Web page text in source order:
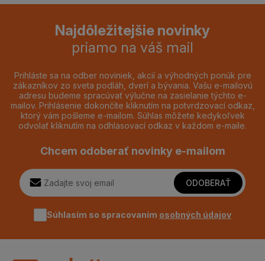
Najdôležitejšie novinky
priamo na váš mail
Prihláste sa na odber noviniek, akcií a výhodných ponúk pre
zákazníkov zo sveta podláh, dverí a bývania. Vašu e-mailovú
adresu budeme spracúvať výlučne na zasielanie týchto e-
mailov. Prihlásenie dokončíte kliknutím na potvrdzovací odkaz,
ktorý vám pošleme e-mailom. Súhlas môžete kedykoľvek
odvolať kliknutím na odhlasovací odkaz v každom e-maile.
Chcem odoberať novinky e-mailom
ODOBERAŤ
Súhlasím so spracovaním osobných údajov